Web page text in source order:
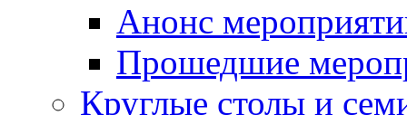
Анонс
Прошедшие
Круглые столы и